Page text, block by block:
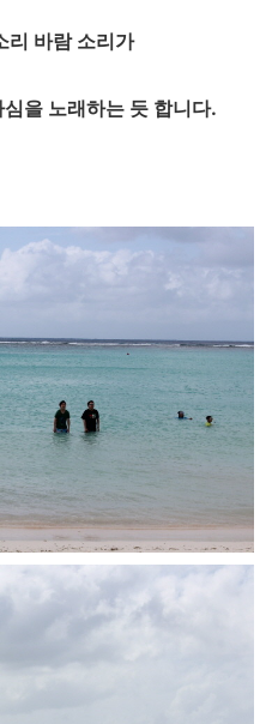
리 바람 소리가
을 노래하는 듯 합니다.